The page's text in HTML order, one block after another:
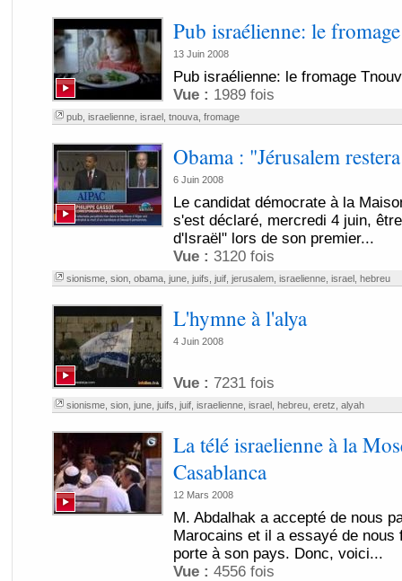
Pub israélienne: le
13 Juin 2008
Pub israélienne: le fromage
Vue : 1989 fois
pub, israelienne, israel, tnouva, fromage
Obama : "Jérusalem
6 Juin 2008
Le candidat démocrate à la
s'est déclaré, mercredi 4 juin,
d'Israël" lors de son premier...
Vue : 3120 fois
sionisme, sion, obama, june, juifs juif, jerusalem, israelienne, israel, hebreu
L'hymne à l'alya
4 Juin 2008
Vue : 7231 fois
sionisme, sion, june, juifs juif, israelienne, israel, hebreu, eretz alyah
La télé israelienne à la
Casablanca
12 Mars 2008
M. Abdalhak a accepté de nous
Marocains et il a essayé de nous
porte à son pays. Donc, voici...
Vue : 4556 fois